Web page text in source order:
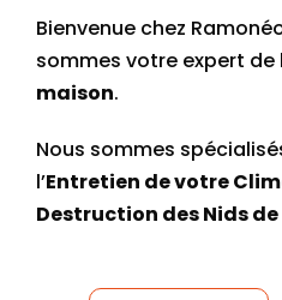
Bienvenue chez
sommes votre expert de
maison.
Nous sommes
l’Entretien de votre
Destruction des Nids